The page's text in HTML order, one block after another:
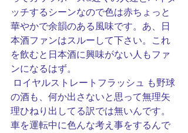
ッチするシーンなので色は赤ちょっと
華やかで余韻のある風味です。あ、日
本酒ファンはスルーして下さい。これ
を飲むと日本酒に興味がない人もファ
ンになるはず。
の酒も、何か出さないと思って無理矢
理ひねり出してる訳では無いんです。
車を運転中に色んな考え事をするんで